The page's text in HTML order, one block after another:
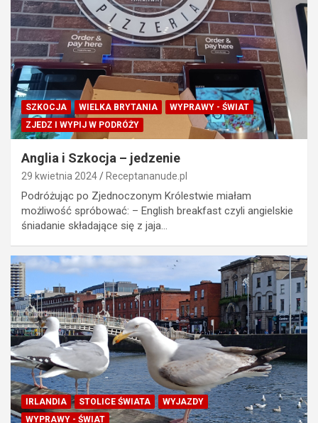
SZKOCJA WIELKA BRYTANIA
WYPRAWY - ŚWIAT
ZJEDZ I WYPIJ W PODRÓŻY
Anglia i Szkocja – jedzenie
29 kwietnia 2024 Receptananude.pl
Podróżując po Zjednoczonym Królestwie miałam
możliwość spróbować: – English breakfast czyli angielskie
śniadanie składające się z jaja…
IRLANDIA STOLICE ŚWIATA
WYJAZDY
WYPRAWY - ŚWIAT